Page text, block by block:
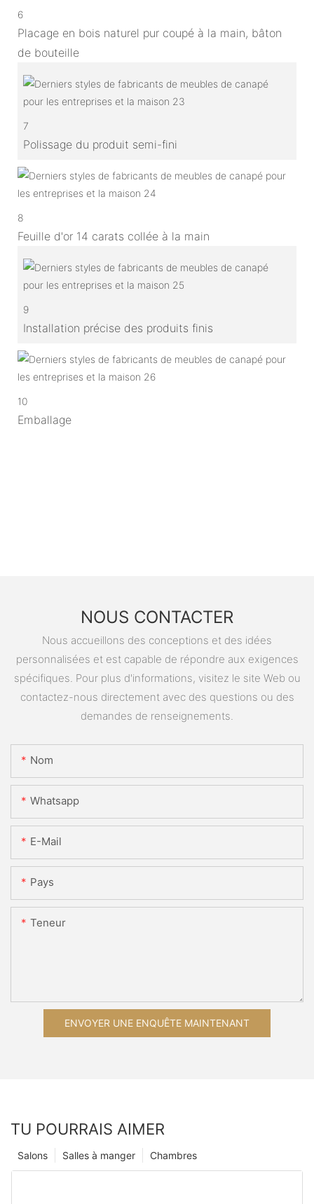
6
Placage en bois naturel pur coupé à la main, bâton
de bouteille
7
Polissage du produit semi-fini
8
Feuille d'or 14 carats collée à la main
9
Installation précise des produits finis
10
Emballage
NOUS CONTACTER
Nous accueillons des conceptions et des idées
personnalisées et est capable de répondre aux exigences
spécifiques. Pour plus d'informations, visitez le site Web ou
contactez-nous directement avec des questions ou des
demandes de renseignements.
Nom
Whatsapp
E-Mail
Pays
Teneur
ENVOYER UNE ENQUÊTE MAINTENANT
TU POURRAIS AIMER
Chambres
Salles à manger
Salons